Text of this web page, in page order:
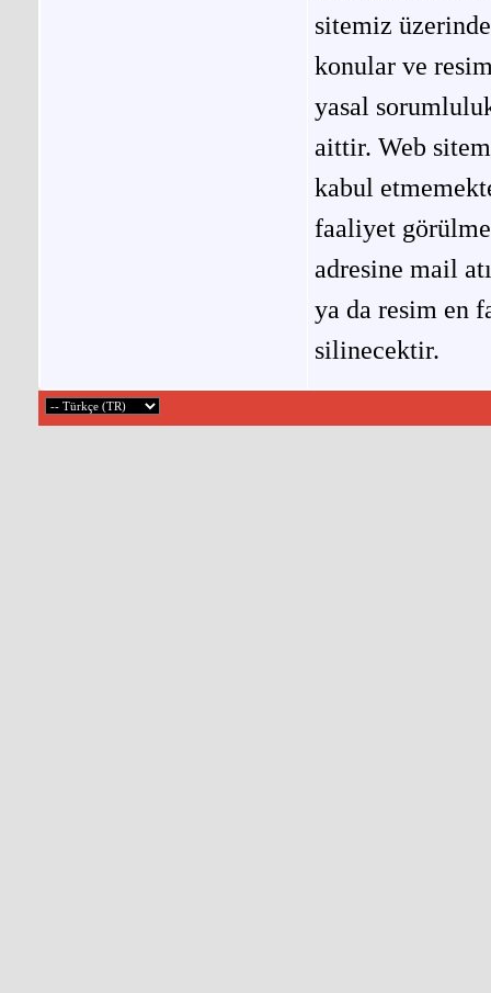
sitemiz
konular ve
yasal
aittir. Web
kabul
faaliyet
adresine mail
ya da resim en
silinecektir.